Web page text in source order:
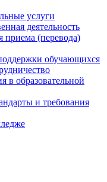
услуги
деятельность
приема (перевода)
обучающихся
в образовательной
и требования